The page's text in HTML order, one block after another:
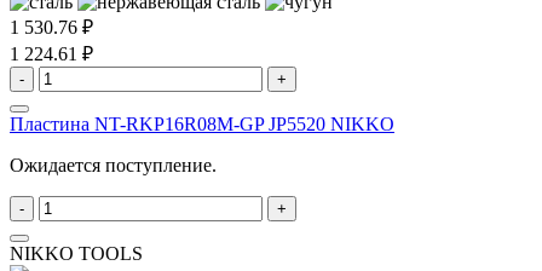
1 530.76 ₽
1 224.61 ₽
- +
Пластина NT-RKP16R08M-GP JP5520 NIKKO
Ожидается поступление.
- +
NIKKO TOOLS